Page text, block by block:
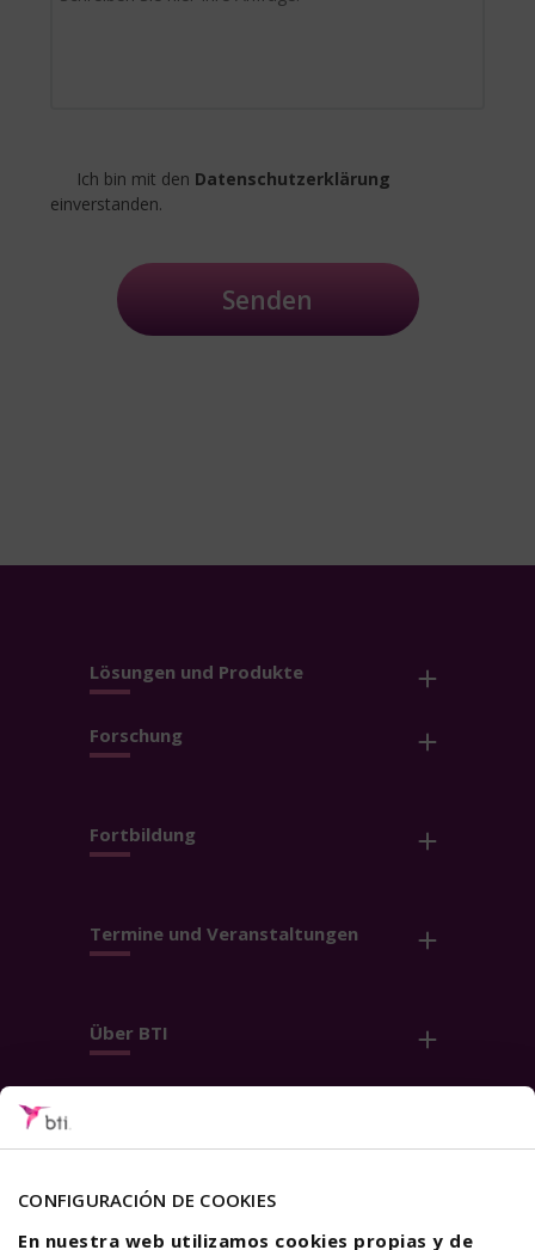
CONFIGURACIÓN DE COOKIES
En nuestra web utilizamos cookies propias y de
Ich bin mit den Datenschutzerklärung
einverstanden.
Senden
Lösungen und Produkte
Forschung
Fortbildung
Termine und Veranstaltungen
Über BTI